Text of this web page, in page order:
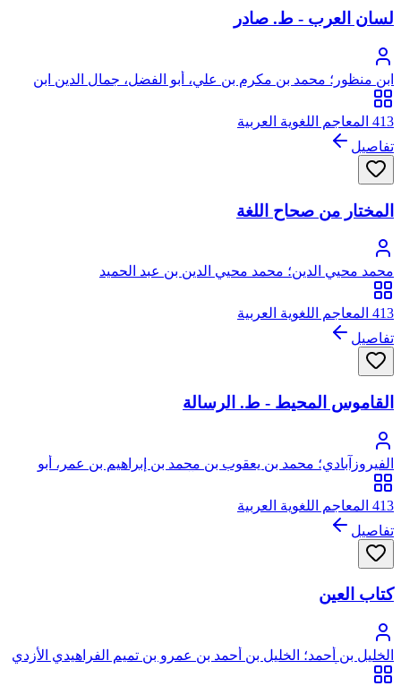
لسان العرب - ط. صادر
ابن منظور؛ محمد بن مكرم بن علي، أبو الفضل، جمال الدين ابن
منظور الأنصاري الرويفعي الإفريقي، صاحب (لسان العرب)
413 المعاجم اللغوية العربية
تفاصيل
المختار من صحاح اللغة
محمد محيي الدين؛ محمد محيي الدين بن عبد الحميد
413 المعاجم اللغوية العربية
تفاصيل
القاموس المحيط - ط. الرسالة
الفيروزآبادي؛ محمد بن يعقوب بن محمد بن إبراهيم بن عمر، أبو
طاهر، مجد الدين الشيرازي الفيروزآبادي
413 المعاجم اللغوية العربية
تفاصيل
كتاب العين
الخليل بن أحمد؛ الخليل بن أحمد بن عمرو بن تميم الفراهيدي الأزدي
اليحمدي، أبو عبد الرحمن